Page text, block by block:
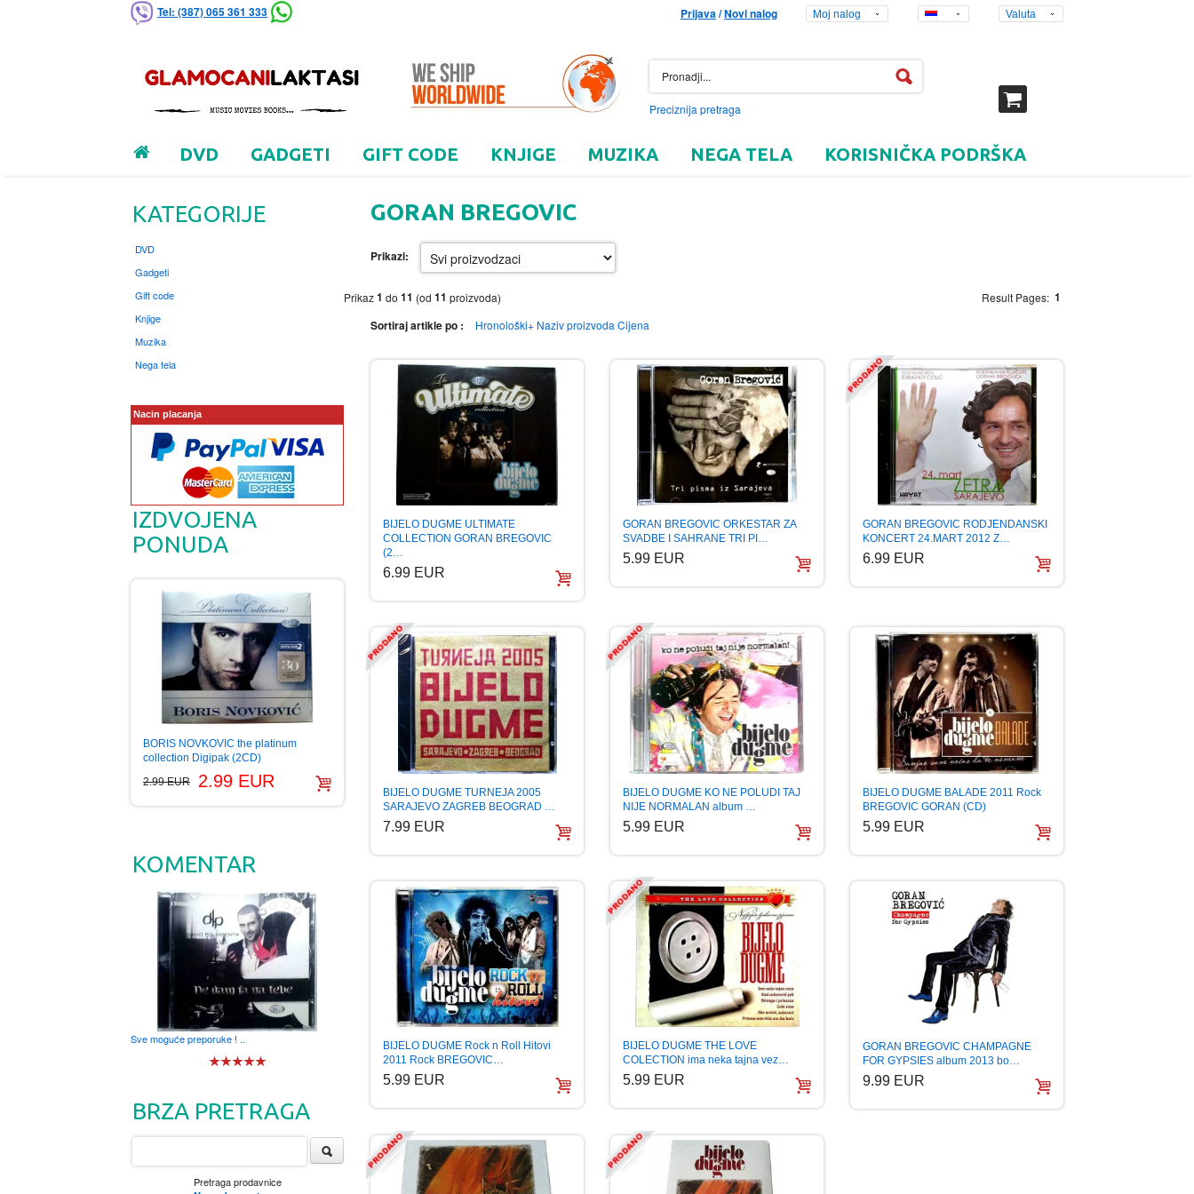
Tel: (387) 065 361 333 Prijava/Novi nalog Moj nalog Valuta
Preciznija pretraga
DVD GADGETI GIFT CODE KNJIGE MUZIKA NEGA TELA KORISNIČKA PODRŠKA
GORAN BREGOVIC
Prikazi:
Result Pages: 1
Prikaz1 do 11 (od 11 proizvoda)
Sortiraj artikle po : Hronološki+ Naziv proizvoda Cijena
BIJELO DUGME ULTIMATE
COLLECTION GORAN BREGOVIC
(2…
6.99 EUR
GORAN BREGOVIC ORKESTAR ZA
SVADBE I SAHRANE TRI PI…
5.99 EUR
GORAN BREGOVIC RODJENDANSKI
KONCERT 24.MART 2012 Z…
6.99 EUR
BIJELO DUGME TURNEJA 2005
SARAJEVO ZAGREB BEOGRAD …
7.99 EUR
BIJELO DUGME KO NE POLUDI TAJ
NIJE NORMALAN album …
5.99 EUR
BIJELO DUGME BALADE 2011 Rock
BREGOVIC GORAN (CD)
5.99 EUR
BIJELO DUGME Rock n Roll Hitovi
2011 Rock BREGOVIC…
5.99 EUR
BIJELO DUGME THE LOVE
COLECTION ima neka tajna vez…
5.99 EUR
GORAN BREGOVIC CHAMPAGNE
FOR GYPSIES album 2013 bo…
9.99 EUR
KATEGORIJE
DVD
Gadgeti
Gift code
Knjige
Muzika
Nega tela
Nacin placanja
IZDVOJENA
PONUDA
BORIS NOVKOVIC the platinum
collection Digipak (2CD)
2.99 EUR
2.99 EUR
KOMENTAR
Sve moguće preporuke ! ..
BRZA PRETRAGA
Pretraga prodavnice